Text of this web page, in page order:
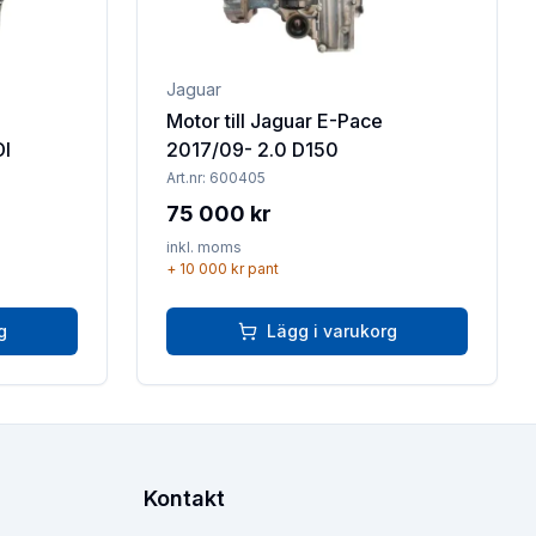
Jaguar
Motor till Jaguar E-Pace
2017/09- 2.0 D150
Art.nr: 600405
75 000 kr
inkl. moms
+ 10 000 krpant
Lägg i varukorg
Kontakt